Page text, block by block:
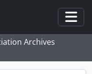
Archives